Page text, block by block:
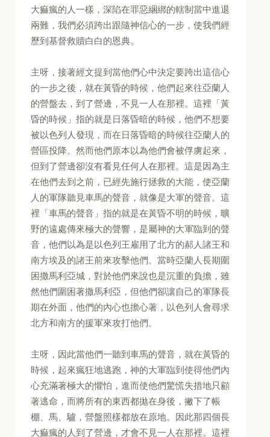
大痲瘋的人一樣，深陷在罪惡綑綁的轄制當中進退
兩難，我們必須跨出跟隨神信心的一步，使我們經
歷到基督救贖白白的恩典。
主呀，接著經文提到當他們心中決定要跨出這信心
的一步之後，就在黃昏的時候，他們起來往亞蘭人
的營盤去，到了營邊，不見一人在那裡。這裡「黃
昏的時候」指的就是日落昏暗的時候，他們不想要
被以色列人發現，而在日落昏暗的時候往亞蘭人的
營區投降。然而他們原本以為他們會被俘虜起來，
但到了營邊卻沒有看見任何人在那裡。這是因為主
在他們去到之前，已經先施行拯救的大能，使亞蘭
人的軍隊聽見車馬的聲音，就像是大軍的聲音。這
裡「車馬的聲音」指的就是在黃昏不明的時候，曠
野的遠處傳來極大的聲響，是屬神的大軍臨到的聲
音，他們以為是以色列王雇用了北方的郝人諸王和
南方埃及的諸王前來攻擊他們。當時亞蘭人長期圍
困撒馬利亞城，對於他們來說也是沉重的負擔，雖
然他們圍困著撒馬利亞，但他們卻讓自己的軍隊長
期在外面，他們的內心也擔心著，以色列人會尋求
北方和南方的援軍來攻打他們。
主呀，因此當他們一聽到車馬的聲音，就在黃昏的
時候，起來瘋狂地逃跑，神的大軍臨到使得他們內
心充滿著極大的懼怕，進而使他們驚慌失措地只顧
著逃命，而將所有的東西都拋在身後，撇下了帳
棚、馬、驢，營盤照樣都放在原地。因此那四個長
大痲瘋的人到了營邊，才會不見一人在那裡。這裡